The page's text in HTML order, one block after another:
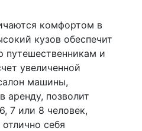
комфортом в
кузов обеспечит
путешественникам и
увеличенной
машины,
аренду, позволит
7 или 8 человек,
себя